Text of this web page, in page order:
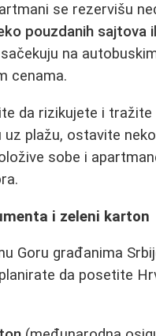
se rezervišu
pouzdanih
na
cenama.
da rizikujete i
plažu, ostavite
sobe i
i zeleni karton
Goru građanima
da posetite